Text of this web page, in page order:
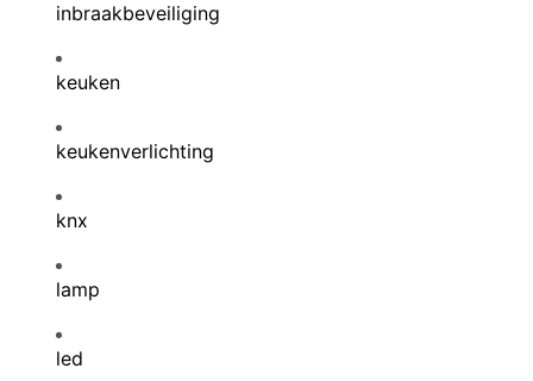
inbraakbeveiliging
keuken
keukenverlichting
knx
lamp
led